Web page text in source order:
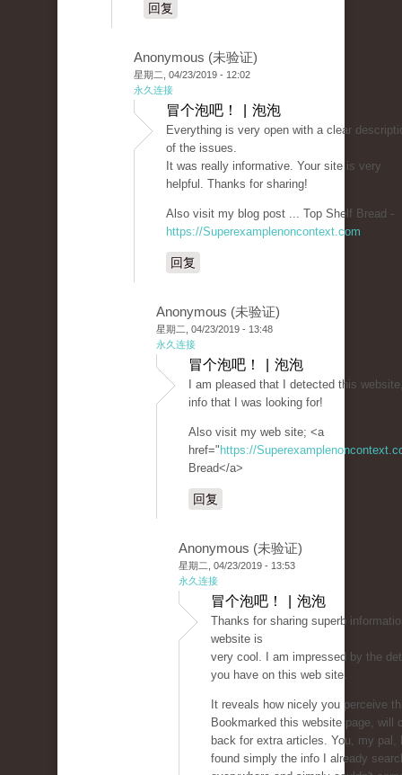
回复
Anonymous (未验证)
星期二, 04/23/2019 - 12:02
永久连接
冒个泡吧！ | 泡泡
Everything is very open with a clear
of the issues.
It was really informative. Your site is very
helpful. Thanks for sharing!
Also visit my blog post ... Top Shelf Bread -
https://Superexamplenoncontext.com
回复
Anonymous (未验证)
星期二, 04/23/2019 - 13:48
永久连接
冒个泡吧！ | 泡泡
I am pleased that I detected this
info that I was looking for!
Also visit my web site; <a
href=" https://
Bread</a>
回复
Anonymous (未验证)
星期二, 04/23/2019 - 13:53
永久连接
冒个泡吧！ | 泡泡
Thanks for sharing superb
website is
very cool. I am impressed by the
you have on this web site.
It reveals how nicely you perceive
Bookmarked this website page, will
back for extra articles. You, my pal,
found simply the info I already